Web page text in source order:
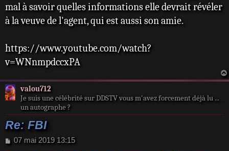
mal à savoir quelles informations elle devrait révéler
à la veuve de l'agent, qui est aussi son amie.
https://www.youtube.com/watch?
v=WNnmpdccxPA
valou712
Je suis une célébrité sur DDSTV vous m'avez forcement déjà lu ...
un autographe ?
Re: FBI
M
07 mai 2019 13:15